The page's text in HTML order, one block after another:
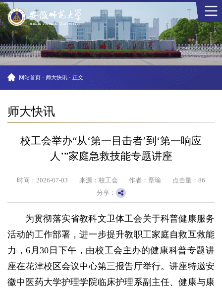
网站首页 · 师大快讯 · 正文
师大快讯
校工会举办“从‘第一目击者’到‘第一响应
人’”家庭急救技能专题讲座
时间：2026-07-03 来源：校工会 作者：章瑜 点击量： 86
分享：
为贯彻落实省教科文卫体工会关于科普健康服务
活动的工作部署，进一步提升教职工家庭自救互救能
力，6月30日下午，由校工会主办的健康科普专题讲
座在花津校区会议中心第三报告厅举行。讲座特邀安
徽中医药大学护理学院临床护理系副主任、健康与康